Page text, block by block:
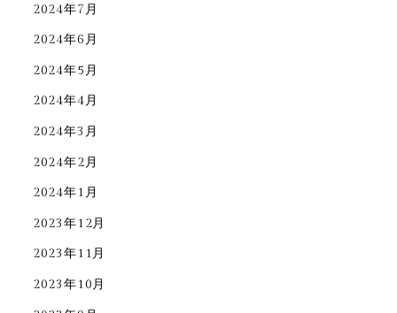
2024年7月
2024年6月
2024年5月
2024年4月
2024年3月
2024年2月
2024年1月
2023年12月
2023年11月
2023年10月